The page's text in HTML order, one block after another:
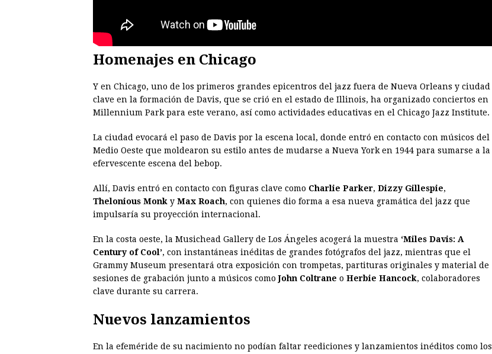
Homenajes en Chicago
Y en Chicago, uno de los primeros grandes epicentros del jazz fuera de Nueva Orleans y ciudad
clave en la formación de Davis, que se crió en el estado de Illinois, ha organizado conciertos en
Millennium Park para este verano, así como actividades educativas en el Chicago Jazz Institute.
La ciudad evocará el paso de Davis por la escena local, donde entró en contacto con músicos del
Medio Oeste que moldearon su estilo antes de mudarse a Nueva York en 1944 para sumarse a la
efervescente escena del bebop.
Allí, Davis entró en contacto con figuras clave como Charlie Parker, Dizzy Gillespie,
Thelonious Monk y Max Roach, con quienes dio forma a esa nueva gramática del jazz que
impulsaría su proyección internacional.
En la costa oeste, la Musichead Gallery de Los Ángeles acogerá la muestra ‘Miles Davis: A
Century of Cool’, con instantáneas inéditas de grandes fotógrafos del jazz, mientras que el
Grammy Museum presentará otra exposición con trompetas, partituras originales y material de
sesiones de grabación junto a músicos comoJohn Coltrane o Herbie Hancock, colaboradores
clave durante su carrera.
Nuevos lanzamientos
En la efeméride de su nacimiento no podían faltar reediciones y lanzamientos inéditos como los